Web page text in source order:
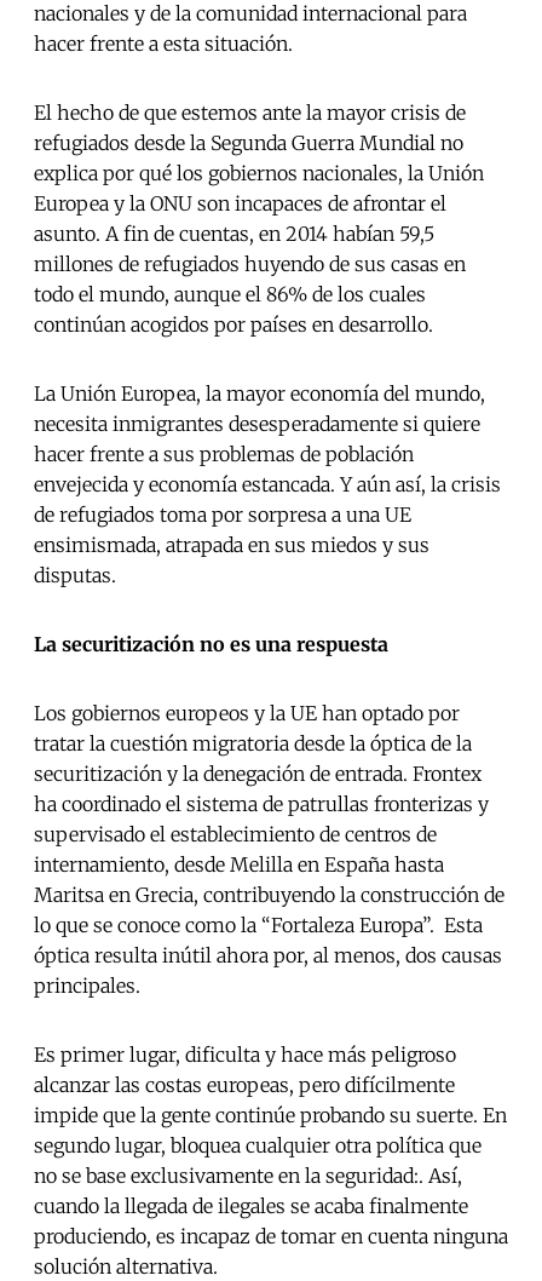
nacionales y de la comunidad internacional para
hacer frente a esta situación.
El hecho de que estemos ante la mayor crisis de
refugiados desde la Segunda Guerra Mundial no
explica por qué los gobiernos nacionales, la Unión
Europea y la ONU son incapaces de afrontar el
asunto. A fin de cuentas, en 2014 habían 59,5
millones de refugiados huyendo de sus casas en
todo el mundo, aunque el 86% de los cuales
continúan acogidos por países en desarrollo.
La Unión Europea, la mayor economía del mundo,
necesita inmigrantes desesperadamente si quiere
hacer frente a sus problemas de población
envejecida y economía estancada. Y aún así, la crisis
de refugiados toma por sorpresa a una UE
ensimismada, atrapada en sus miedos y sus
disputas.
La securitización no es una respuesta
Los gobiernos europeos y la UE han optado por
tratar la cuestión migratoria desde la óptica de la
securitización y la denegación de entrada. Frontex
ha coordinado el sistema de patrullas fronterizas y
supervisado el establecimiento de centros de
internamiento, desde Melilla en España hasta
Maritsa en Grecia, contribuyendo la construcción de
lo que se conoce como la “Fortaleza Europa”. Esta
óptica resulta inútil ahora por, al menos, dos causas
principales.
Es primer lugar, dificulta y hace más peligroso
alcanzar las costas europeas, pero difícilmente
impide que la gente continúe probando su suerte. En
segundo lugar, bloquea cualquier otra política que
no se base exclusivamente en la seguridad:. Así,
cuando la llegada de ilegales se acaba finalmente
produciendo, es incapaz de tomar en cuenta ninguna
solución alternativa.